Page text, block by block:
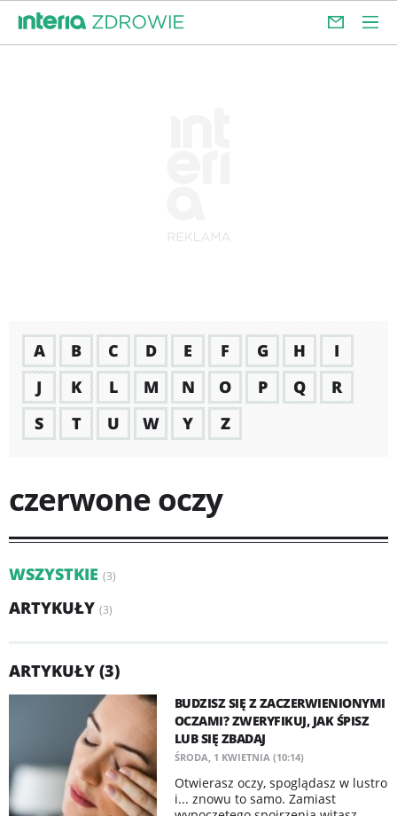
A B C D E F G H
I
J
K L M N O P Q
R
S
T U W Y Z
czerwone oczy
WSZYSTKIE (3)
ARTYKUŁY (3)
ARTYKUŁY (3)
BUDZISZ SIĘ Z ZACZERWIENIONYMI
OCZAMI? ZWERYFIKUJ, JAK ŚPISZ
LUB SIĘ ZBADAJ
ŚRODA, 1 KWIETNIA (10:14)
Otwierasz oczy, spoglądasz w lustro
i... znowu to samo. Zamiast